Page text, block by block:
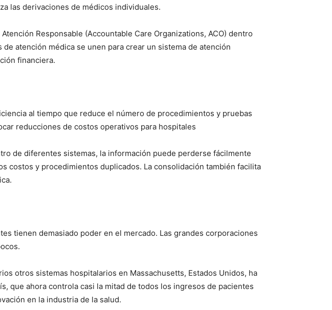
las derivaciones de médicos individuales.
Responsable (Accountable Care Organizations, ACO) dentro
atención médica se unen para crear un sistema de atención
financiera.
al tiempo que reduce el número de procedimientos y pruebas
reducciones de costos operativos para hospitales
de diferentes sistemas, la información puede perderse fácilmente
costos y procedimientos duplicados. La consolidación también facilita
tienen demasiado poder en el mercado. Las grandes corporaciones
otros sistemas hospitalarios en Massachusetts, Estados Unidos, ha
que ahora controla casi la mitad de todos los ingresos de pacientes
en la industria de la salud.